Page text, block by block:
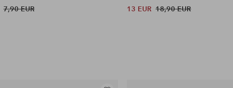
7,90 EUR
13 EUR 18,90 EUR